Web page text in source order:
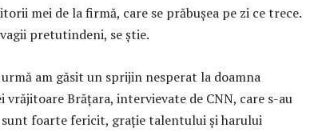
mei de la firmă, care se prăbuşea pe zi ce trece.
pretutindeni, se știe.
am găsit un sprijin nesperat la doamna
vrăjitoare Brățara, intervievate de CNN, care s-au
sunt foarte fericit, graţie talentului și harului